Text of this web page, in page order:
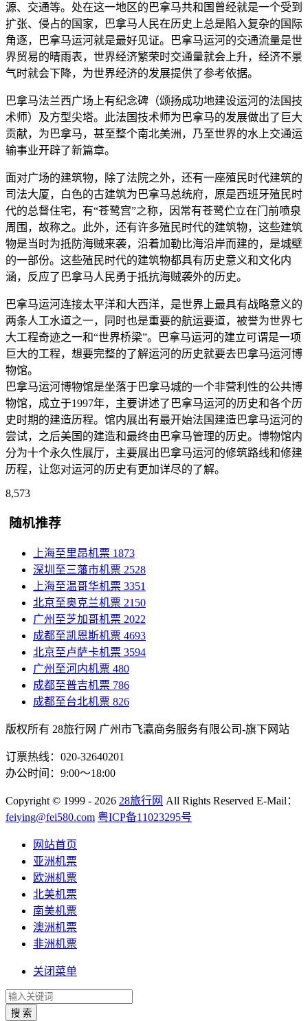
源、交通等。处在这一地区的巴拿马共和国曾经就是一个受到
扩张、侵占的国家，巴拿马人民在历史上总是陷入复杂的国际
角逐，巴拿马运河就是最好见证。巴拿马运河的交通流量是世
界贸易的晴雨表，世界经济繁荣时交通量就会上升，经济不景
气时就会下降，为世界经济的发展提供了参考依据。
巴拿马法兰西广场上有纪念碑（颂扬成功地建设运河的法国技
术师）及方型尖塔。此法国技术师为巴拿马的发展做出了巨大
贡献，为巴拿马，甚至整个南北美洲，乃至世界的水上交通运
输事业开辟了新篇章。
面对广场的建筑物，除了法院之外，还有一座殖民时代建筑的
司法大厦，白色的古建筑为巴拿马总统府，原是西班牙殖民时
代的总督住宅，有“苍鹭宫”之称，因常有苍鹭伫立在门前喷泉
周围，故称之。此外，还有许多殖民时代的建筑物，这些建筑
物是当时为抵防海贼来袭，沿着加勒比海沿岸而建的，是城壁
的一部份。这些殖民时代的建筑物都具有历史意义和文化内
涵，反应了巴拿马人民勇于抵抗海贼袭外的历史。
巴拿马运河连接太平洋和大西洋，是世界上最具有战略意义的
两条人工水道之一，同时也是重要的航运要道，被誉为世界七
大工程奇迹之一和“世界桥梁”。巴拿马运河的建立可谓是一项
巨大的工程，想要完整的了解运河的历史就要去巴拿马运河博
物馆。
巴拿马运河博物馆是坐落于巴拿马城的一个非营利性的公共博
物馆，成立于1997年，主要讲述了巴拿马运河的历史和各个历
史时期的建造历程。馆内展出有最开始法国建造巴拿马运河的
尝试，之后美国的建造和最终由巴拿马管理的历史。博物馆内
分为十个永久性展厅，主要展出巴拿马运河的修筑路线和修建
历程，让您对运河的历史有更加详尽的了解。
8,573
随机推荐
上海至里昂机票 1873
深圳至三藩市机票 2528
上海至温哥华机票 3351
北京至奥克兰机票 2150
广州至芝加哥机票 2022
成都至凯恩斯机票 4693
北京至卢萨卡机票 3594
广州至河内机票 480
成都至普吉机票 786
成都至台北机票 826
版权所有 28旅行网 广州市飞瀛商务服务有限公司-旗下网站
订票热线：020-32640201
办公时间：9:00～18:00
Copyright © 1999 - 2026 28旅行网 All Rights Reserved E-Mail：
feiying@fei580.com 粤ICP备11023295号
网站首页
亚洲机票
欧洲机票
北美机票
南美机票
澳洲机票
非洲机票
关闭菜单
搜 索